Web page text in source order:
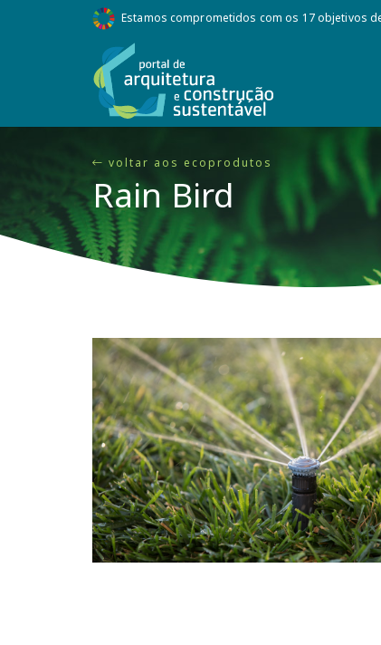
Estamos comprometidos com os 17 objetivos
voltar aos ecoprodutos
Rain Bird